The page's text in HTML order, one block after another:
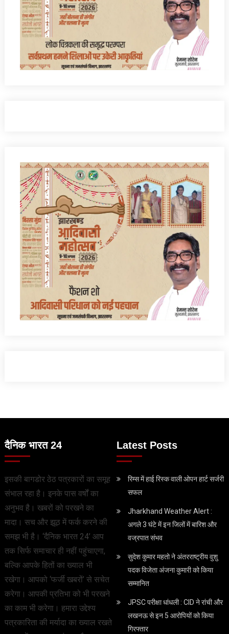
दैनिक भारत 24
इसकी बागडोर ठेठ पत्रकारों का समूह
संभाल रहा है। इनके पास वर्षों का
अनुभव है। खबरों को परखने का
मादा। सच और झूठ में फर्क करने की
समझ भी है। ‘दैनिक भारत 24’ आप
तक सिर्फ समाचार ही नहीं पहुंचाएगा,
बल्कि आपके हितों का ख्याल भी
रखेगा। आपको ‘फर्जी खबरों’ से सचेत
करेगा। आपकी प्रतिभा को भी परखने
का काम भी करेगा। हमारा उद्देश्य
पत्रकारिता की मर्यादा का ख्याल रखते
Latest Posts
रिम्स में हाई रिस्क वाली ओपन हार्ट सर्जरी
सफल
Jharkhand Weather Alert :
अगले 3 घंटे में इन जिलों में बारिश और
वज्रपात संभव
सुदेश कुमार महतो ने अंतरराष्ट्रीय वुशु
पदक विजेता अंजना कुमारी को किया
सम्मानित
JPSC परीक्षा धांधली : CID ने रांची और
लखनऊ से इन 5 आरोपियों को किया
गिरफ्तार